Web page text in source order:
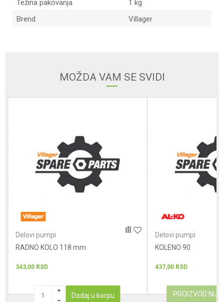
Težina pakovanja
1 kg
Brend
Villager
MOŽDA VAM SE SVIDI
Delovi pumpi
RADNO KOLO 118 mm
343,00 RSD
Dodaj u korpu
Delovi pumpi
KOLENO 90
437,00 RSD
PROIZVOD